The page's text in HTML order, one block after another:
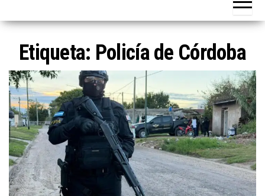
Etiqueta: Policía de Córdoba